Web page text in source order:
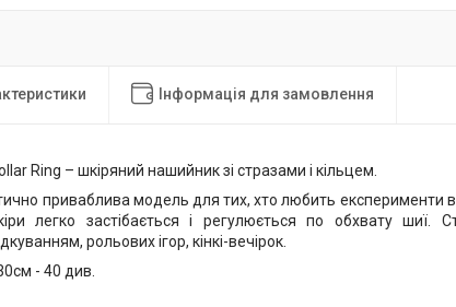
Інформація для замовлення
Ring – шкіряний нашийник зі стразами і кільцем.
приваблива модель для тих, хто любить експерименти в
легко застібається і регулюється по обхвату шиї.
рольових ігор, кінкі-вечірок.
- 40 див.